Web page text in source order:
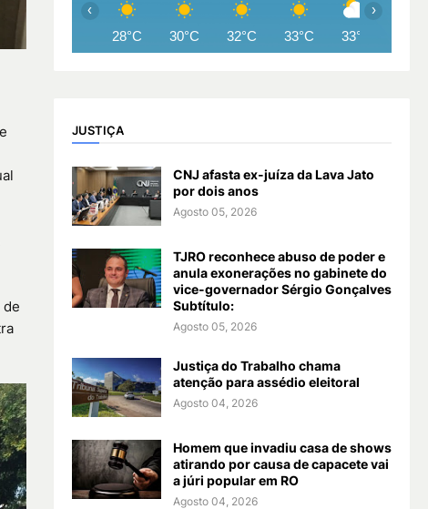
de
28°C 30°C 32°C 33°C 33°C
‹ ›
JUSTIÇA
CNJ afasta ex-juíza da Lava Jato
por dois anos
Agosto 05, 2026
TJRO reconhece abuso de poder e
anula exonerações no gabinete do
vice-governador Sérgio Gonçalves
Subtítulo:
Agosto 05, 2026
Justiça do Trabalho chama
atenção para assédio eleitoral
Agosto 04, 2026
Homem que invadiu casa de shows
atirando por causa de capacete vai
a júri popular em RO
Agosto 04, 2026